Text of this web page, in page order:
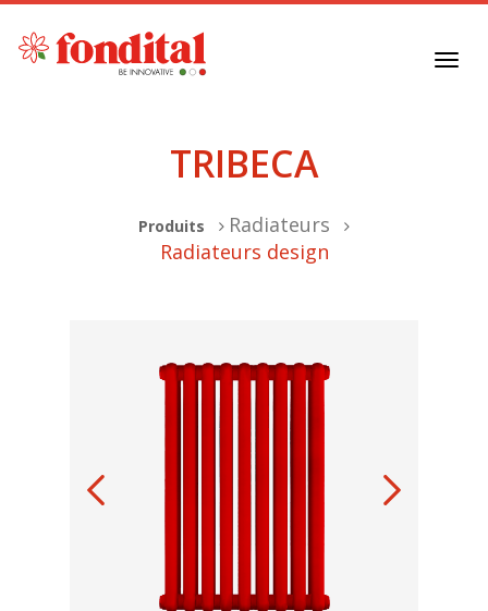
TRIBECA
Produits
Radiateurs
Radiateurs design